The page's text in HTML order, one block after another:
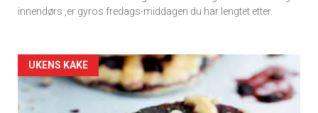
rett
innendørs ,er gyros fredags-middagen du har lengtet etter.
Artikler
detail
UKENS KAKE